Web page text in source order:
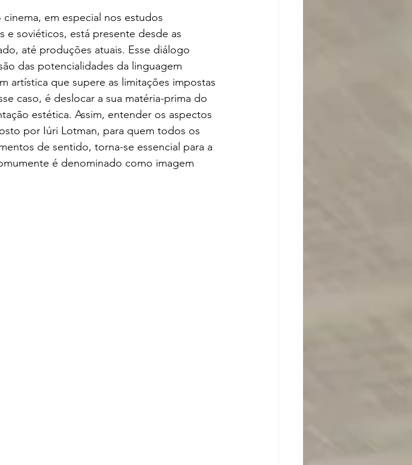
em especial nos estudos
e soviéticos, está presente desde as
até produções atuais. Esse diálogo
das potencialidades da linguagem
artística que supere as limitações impostas
caso, é deslocar a sua matéria-prima do
estética. Assim, entender os aspectos
por Iúri Lotman, para quem todos os
de sentido, torna-se essencial para a
é denominado como imagem